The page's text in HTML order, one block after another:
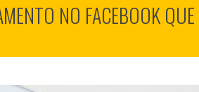
NO FACEBOOK